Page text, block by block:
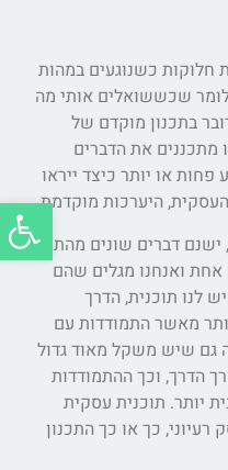
פתח
חלוקות כשנוגעים במהות
שכששואלים אותי מה
בתכנון מוקדם של
מתכננים את הדברים
פחות או יותר כיצד ייראו
היערכות מוקדמת.
דברים שונים מהתכנון
אחת ואנחנו מגלים שהם
לנו תוכנית, הדרך
מאשר התמודדות עם
גם שיש משקל מאוד גדול
הדרך, וכך ההתמודדות
יותר. תוכנית עסקית
רעיוני, כך או כך התכנון